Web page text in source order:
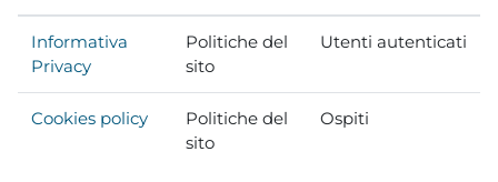
Informativa
Privacy
Politiche del
sito
Utenti autenticati
Cookies policy
Politiche del
sito
Ospiti